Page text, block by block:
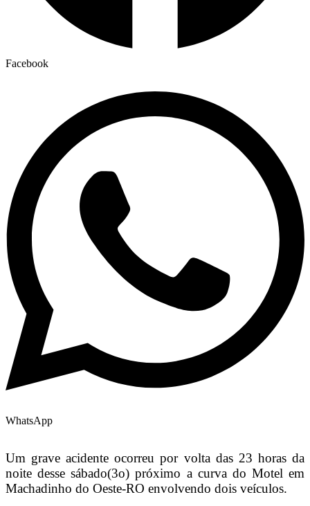
Facebook
WhatsApp
Um grave acidente ocorreu por volta das 23 horas da
noite desse sábado(3o) próximo a curva do Motel em
Machadinho do Oeste-RO envolvendo dois veículos.